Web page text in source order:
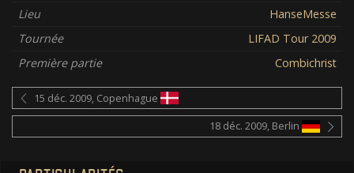
Lieu
HanseMesse
Tournée
LIFAD Tour 2009
Première partie
Combichrist
15 déc. 2009, Copenhague
18 déc. 2009, Berlin